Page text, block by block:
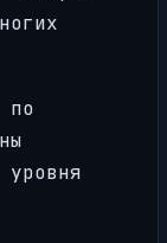
по
уровня